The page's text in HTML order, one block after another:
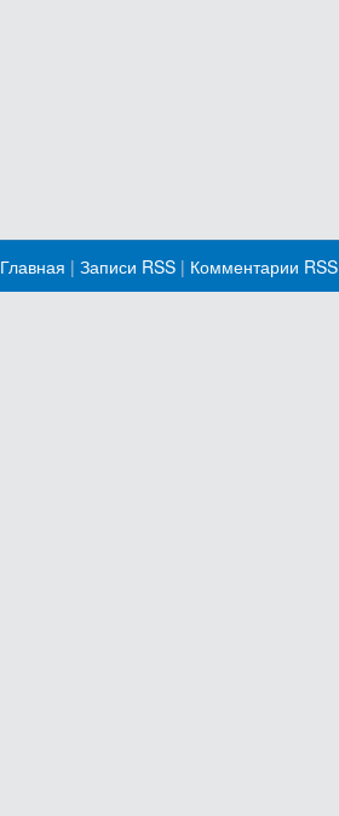
Главная | Записи RSS | Комментарии RSS